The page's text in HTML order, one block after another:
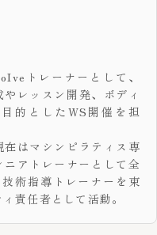
トレーナーとして、
レッスン開発、ボディ
的としたWS開催を担
在はマシンピラティス専
アトレーナーとして全
術指導トレーナーを束
責任者として活動。